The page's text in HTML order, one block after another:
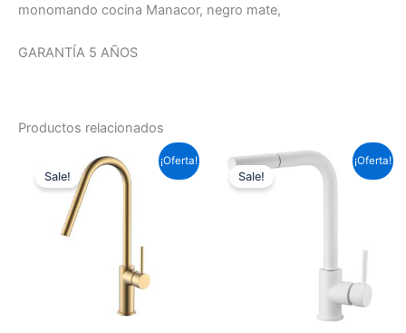
monomando cocina Manacor, negro mate,
GARANTÍA 5 AÑOS
Productos relacionados
¡Oferta!
Sale!
precio
original
precio
¡Oferta!
Sale!
El
precio
precio